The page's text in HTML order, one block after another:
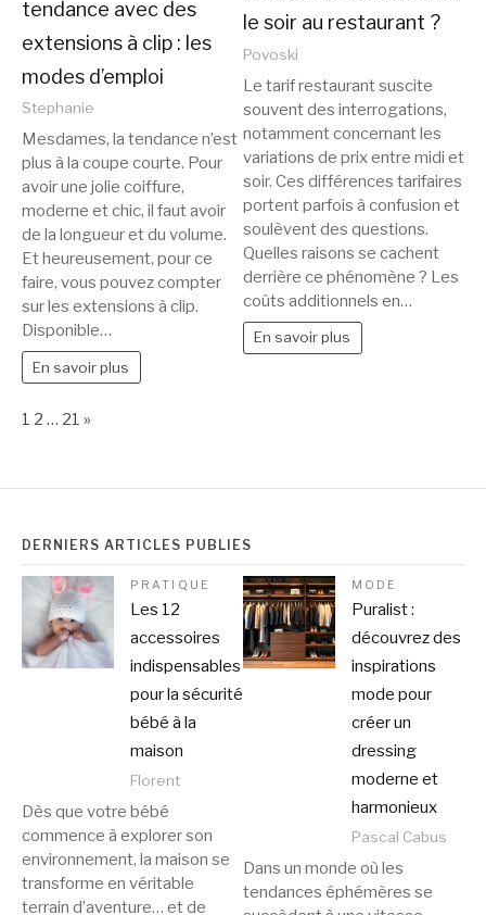
tendance avec des
extensions à clip : les
modes d’emploi
Stephanie
Mesdames, la tendance n’est
plus à la coupe courte. Pour
avoir une jolie coiffure,
moderne et chic, il faut avoir
de la longueur et du volume.
Et heureusement, pour ce
faire, vous pouvez compter
sur les extensions à clip.
Disponible…
En savoir plus
le soir au restaurant ?
Povoski
Le tarif restaurant suscite
souvent des interrogations,
notamment concernant les
variations de prix entre midi et
soir. Ces différences tarifaires
portent parfois à confusion et
soulèvent des questions.
Quelles raisons se cachent
derrière ce phénomène ? Les
coûts additionnels en…
En savoir plus
Page:
1 2 … 21 Next
»
DERNIERS ARTICLES PUBLIÉS
PRATIQUE
Les 12
accessoires
indispensables
pour la sécurité
bébé à la
maison
Florent
Dès que votre bébé
commence à explorer son
environnement, la maison se
transforme en véritable
terrain d’aventure… et de
MODE
Puralist :
découvrez des
inspirations
mode pour
créer un
dressing
moderne et
harmonieux
Pascal Cabus
Dans un monde où les
tendances éphémères se